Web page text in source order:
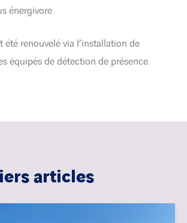
énergivore.
renouvelé via l’installation de
équipés de détection de présence.
articles